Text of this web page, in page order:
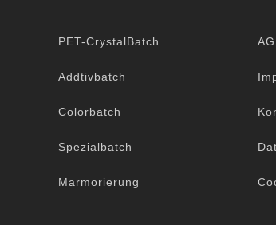
PET-CrystalBatch
Addtivbatch
Colorbatch
Spezialbatch
Marmorierung